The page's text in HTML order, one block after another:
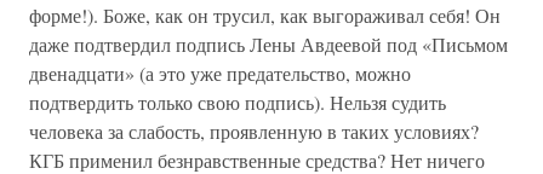
форме!). Боже, как он трусил, как выгораживал себя! Он
даже подтвердил подпись Лены Авдеевой под «Письмом
двенадцати» (а это уже предательство, можно
подтвердить только свою подпись). Нельзя судить
человека за слабость, проявленную в таких условиях?
КГБ применил безнравственные средства? Нет ничего